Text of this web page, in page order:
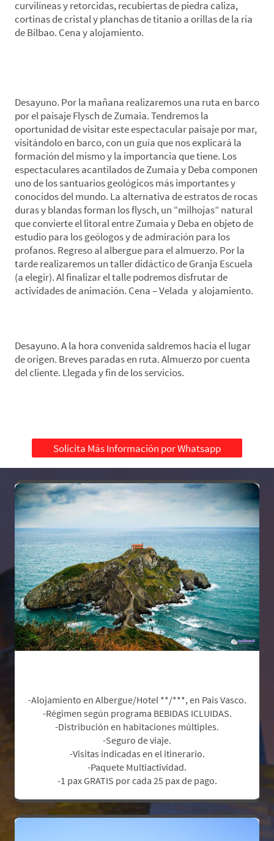
curvilíneas y retorcidas, recubiertas de piedra caliza,
cortinas de cristal y planchas de titanio a orillas de la ría
de Bilbao. Cena y alojamiento.
Desayuno. Por la mañana realizaremos una ruta en barco
por el paisaje Flysch de Zumaia. Tendremos la
oportunidad de visitar este espectacular paisaje por mar,
visitándolo en barco, con un guía que nos explicará la
formación del mismo y la importancia que tiene. Los
espectaculares acantilados de Zumaia y Deba componen
uno de los santuarios geológicos más importantes y
conocidos del mundo. La alternativa de estratos de rocas
duras y blandas forman los flysch, un “milhojas” natural
que convierte el litoral entre Zumaia y Deba en objeto de
estudio para los geólogos y de admiración para los
profanos. Regreso al albergue para el almuerzo. Por la
tarde realizaremos un taller didáctico de Granja Escuela
(a elegir). Al finalizar el talle podremos disfrutar de
actividades de animación. Cena – Velada y alojamiento.
Desayuno. A la hora convenida saldremos hacia el lugar
de origen. Breves paradas en ruta. Almuerzo por cuenta
del cliente. Llegada y fin de los servicios.
Solicita Más Información por Whatsapp
-Alojamiento en Albergue/Hotel **/***, en Pais Vasco.
-Régimen según programa BEBIDAS ICLUIDAS.
-Distribución en habitaciones múltiples.
-Seguro de viaje.
-Visitas indicadas en el itinerario.
-Paquete Multiactividad.
-1 pax GRATIS por cada 25 pax de pago.